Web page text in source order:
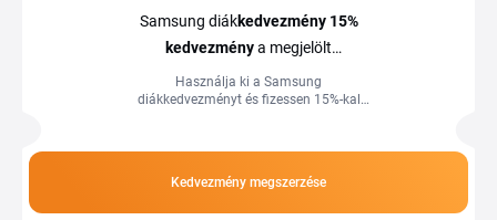
Samsung diákkedvezmény 15%
kedvezménya megjelölt
termékekre
Használja ki a Samsung
diákkedvezményt és fizessen 15%-kal
Kedvezmény megszerzése